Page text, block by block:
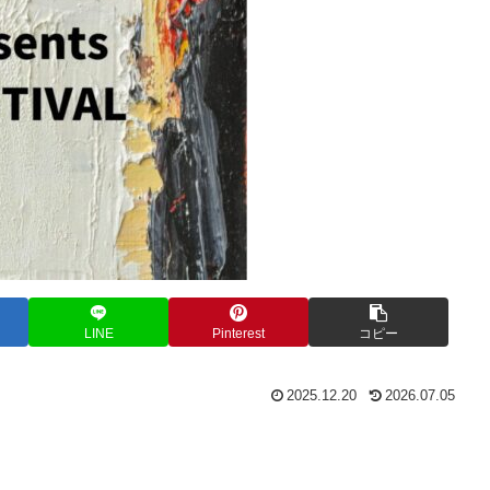
LINE Pinterest コピー
2025.12.20 2026.07.05